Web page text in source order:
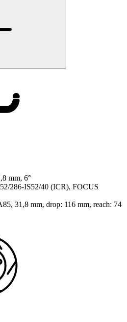
mm, 6°
286-IS52/40 (ICR), FOCUS
31,8 mm, drop: 116 mm, reach: 74